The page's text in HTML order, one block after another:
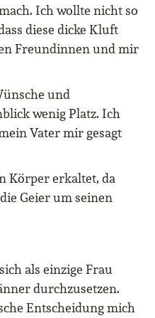
Ich wollte nicht so
diese dicke Kluft
Freundinnen und mir
und
wenig Platz. Ich
Vater mir gesagt
Körper erkaltet, da
Geier um seinen
als einzige Frau
durchzusetzen.
Entscheidung mich